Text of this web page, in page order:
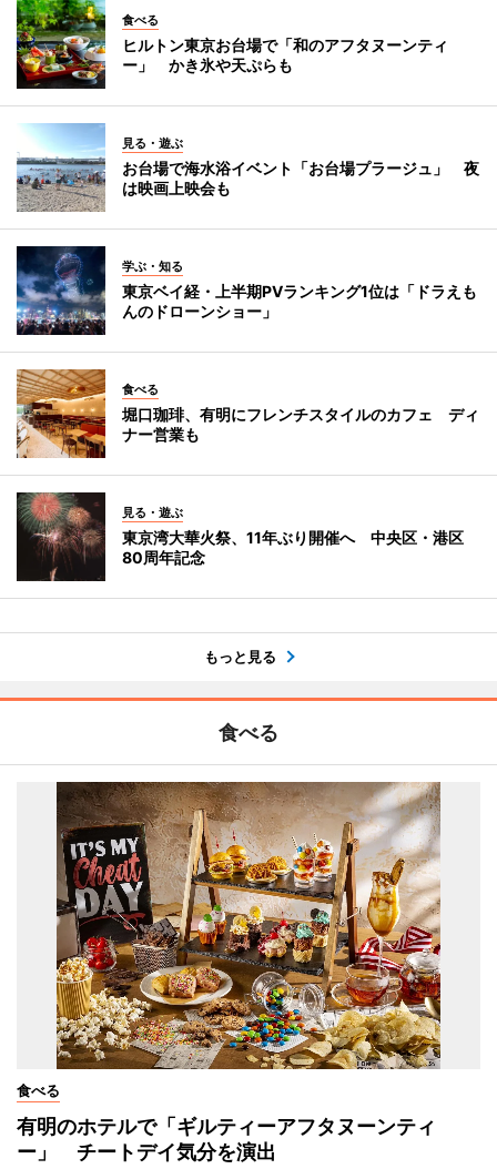
食べる
ヒルトン東京お台場で「和のアフタヌーンティ
ー」 かき氷や天ぷらも
見る・遊ぶ
お台場で海水浴イベント「お台場プラージュ」 夜
は映画上映会も
学ぶ・知る
東京ベイ経・上半期PVランキング1位は「ドラえも
んのドローンショー」
食べる
堀口珈琲、有明にフレンチスタイルのカフェ ディ
ナー営業も
見る・遊ぶ
東京湾大華火祭、11年ぶり開催へ 中央区・港区
80周年記念
もっと見る
食べる
食べる
有明のホテルで「ギルティーアフタヌーンティ
ー」 チートデイ気分を演出